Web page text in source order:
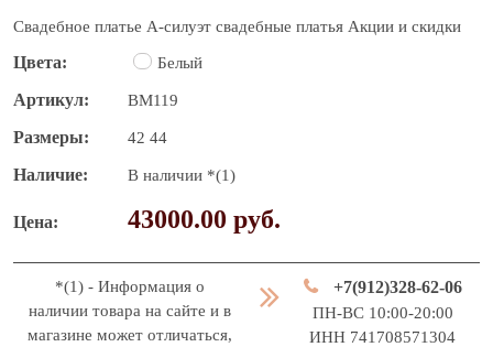
Свадебное платье А-силуэт свадебные платья Акции и скидки
Цвета Белый
Артикул BM119
Размеры 42 44
Наличие В наличии *(1)
Цена 43000.00 руб.
*(1) - Информация о
наличии товара на сайте и в
магазине может отличаться,
+7(912)328-62-06
ПН-ВС 10:00-20:00
ИНН 741708571304